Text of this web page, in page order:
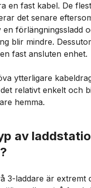
en fast kabel. De
det senare
en förlängningssladd
blir mindre.
fast ansluten enhet.
ytterligare
relativt enkelt och
hemma.
av
3-laddare är extremt